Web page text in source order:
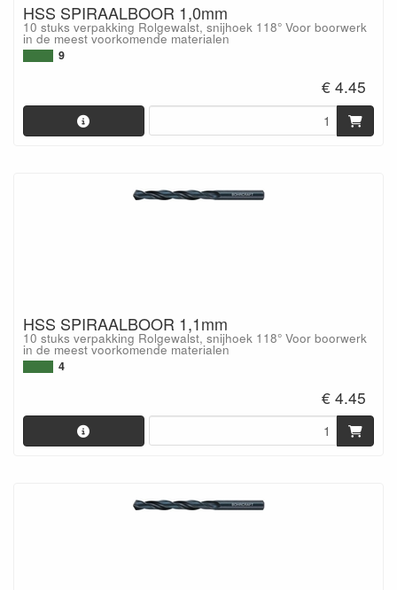
HSS SPIRAALBOOR 1,0mm
10 stuks verpakking Rolgewalst, snijhoek 118° Voor boorwerk
in de meest voorkomende materialen
9
€ 4.45
HSS SPIRAALBOOR 1,1mm
10 stuks verpakking Rolgewalst, snijhoek 118° Voor boorwerk
in de meest voorkomende materialen
4
€ 4.45